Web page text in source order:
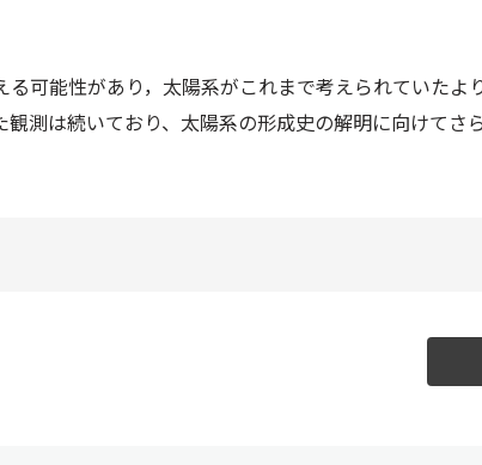
可能性があり，太陽系がこれまで考えられていたよ
測は続いており、太陽系の形成史の解明に向けてさ